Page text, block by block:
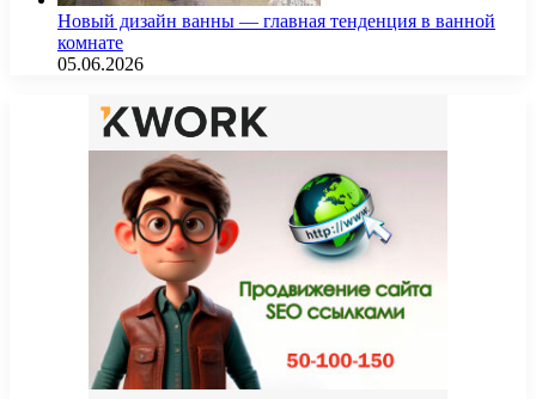
Новый дизайн ванны — главная тенденция в ванной
комнате
05.06.2026